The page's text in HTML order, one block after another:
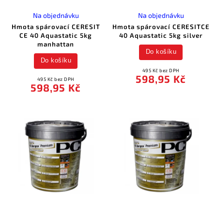
Hmota spárovací CERESIT
CE 40 Aquastatic 5kg
manhattan
Na objednávku
495 Kč bez DPH
598,95 Kč
Do košíku
Hmota spárovací CERESITCE
40 Aquastatic 5kg silver
Na objednávku
495 Kč bez DPH
598,95 Kč
Do košíku